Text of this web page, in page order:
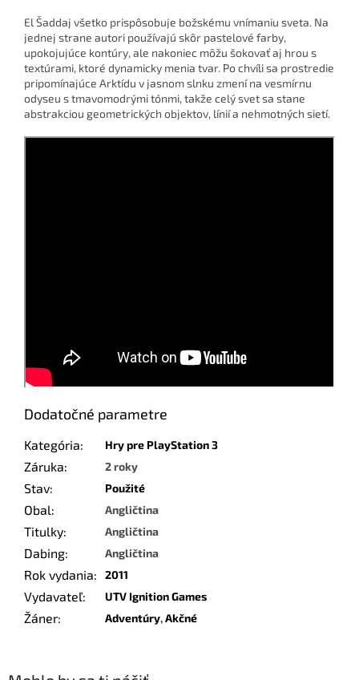
El Šaddaj všetko prispôsobuje božskému vnímaniu sveta. Na
jednej strane autori používajú skôr pastelové farby,
upokojujúce kontúry, ale nakoniec môžu šokovať aj hrou s
textúrami, ktoré dynamicky menia tvar. Po chvíli sa prostredie
pripomínajúce Arktídu v jasnom slnku zmení na vesmírnu
odyseu s tmavomodrými tónmi, takže celý svet sa stane
abstrakciou geometrických objektov, línií a nehmotných sietí.
Dodatočné parametre
Kategória: Hry pre PlayStation 3
Záruka: 2 roky
Stav: Použité
Obal: Angličtina
Titulky: Angličtina
Dabing: Angličtina
Rok vydania: 2011
Vydavateľ: UTV Ignition Games
Žáner: Adventúry,Akčné